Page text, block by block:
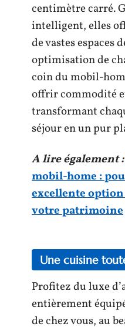
centimètre carré.
intelligent, elles
de vastes espaces
optimisation de
coin du mobil-
offrir commodité
transformant
séjour en un pur
A lire également :
mobil-home :
excellente option
votre patrimoine
Une cuisine
Profitez du luxe
entièrement
de chez vous, au